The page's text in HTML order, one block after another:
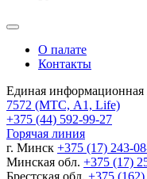
О палате
Контакты
Единая информационная
7572 (МТС, A1, Life)
+375 (44) 592-99-27
Горячая линия
г. Минск +375 (17) 243-
Минская обл. +375 (17)
Брестская обл. +375